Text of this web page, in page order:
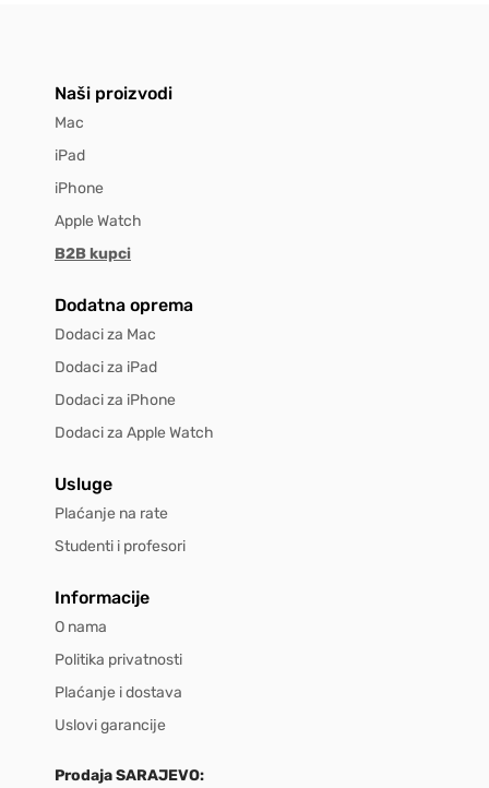
Naši proizvodi
Mac
iPad
iPhone
Apple Watch
B2B kupci
Dodatna oprema
Dodaci za Mac
Dodaci za iPad
Dodaci za iPhone
Dodaci za Apple Watch
Usluge
Plaćanje na rate
Studenti i profesori
Informacije
O nama
Politika privatnosti
Plaćanje i dostava
Uslovi garancije
Prodaja SARAJEVO: